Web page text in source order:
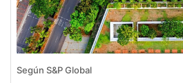
Según S&P Global